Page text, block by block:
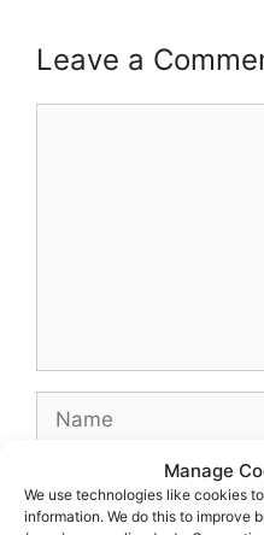
Manage
We use technologies like cookies
information. We do this to improve
Leave a
Name